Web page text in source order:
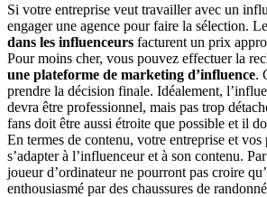
Si votre entreprise veut travailler avec un
engager une agence pour faire la sélection.
dans les influenceurs facturent un prix
Pour moins cher, vous pouvez effectuer la
une plateforme de marketing d’influence.
prendre la décision finale. Idéalement,
devra être professionnel, mais pas trop
fans doit être aussi étroite que possible et il
En termes de contenu, votre entreprise et
s’adapter à l’influenceur et à son contenu.
joueur d’ordinateur ne pourront pas croire
enthousiasmé par des chaussures de